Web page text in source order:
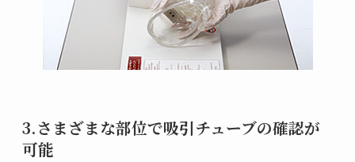
3.さまざまな部位で吸引チューブの確認が
可能